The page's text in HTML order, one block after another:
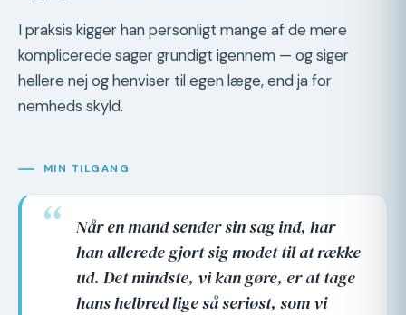
I praksis kigger han personligt mange af de mere
komplicerede sager grundigt igennem — og siger
hellere nej og henviser til egen læge, end ja for
nemheds skyld.
MIN TILGANG
Når en mand sender sin sag ind, har
han allerede gjort sig modet til at række
ud. Det mindste, vi kan gøre, er at tage
hans helbred lige så seriøst, som vi